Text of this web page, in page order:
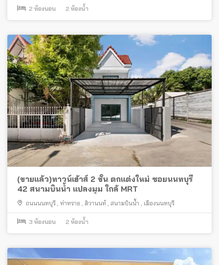
2 ห้องนอน 2 ห้องน้ำ
(ขายแล้ว)ทาวน์เฮ้าส์ 2 ชั้น ตกแต่งใหม่ ซอยนนทบุรี
42 สนามบินน้ำ แปลงมุม ใกล้ MRT
ถนนนนทบุรี , ท่าทราย , ติวานนท์ , สนามบินน้ำ , เมืองนนทบุรี
3 ห้องนอน 2 ห้องน้ำ